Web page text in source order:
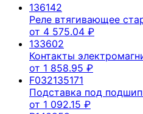
136142
Реле втягивающее
от 4 575.04 ₽
133602
Контакты
от 1 858.95 ₽
F032135171
Подставка под
от 1 092.15 ₽